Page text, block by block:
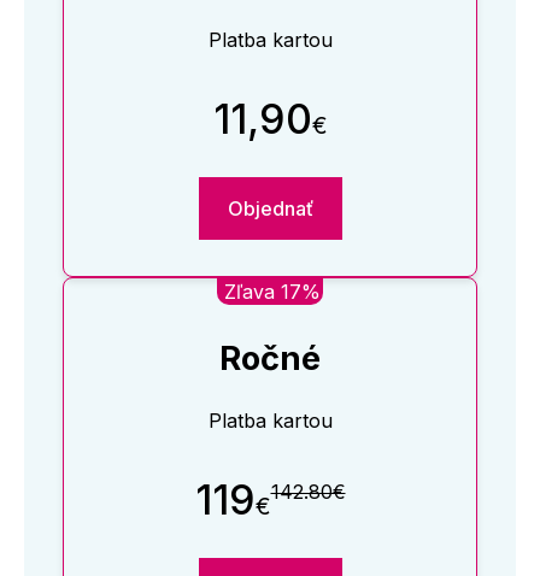
Platba kartou
11,90€
Objednať
Zľava 17%
Ročné
Platba kartou
119€142.80€